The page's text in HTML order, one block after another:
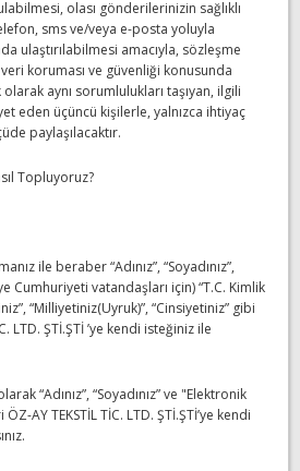
olası gönderilerinizin sağlıklı
sms ve/veya e-posta yoluyla
ulaştırılabilmesi amacıyla, sözleşme
koruması ve güvenliği konusunda
aynı sorumlulukları taşıyan, ilgili
eden üçüncü kişilerle, yalnızca ihtiyaç
paylaşılacaktır.
Topluyoruz?
ile beraber “Adınız”, “Soyadınız”,
Cumhuriyeti vatandaşları için) “T.C. Kimlik
“Milliyetiniz(Uyruk)”, “Cinsiyetiniz” gibi
LTD. ŞTİ.ŞTİ ’ye kendi isteğiniz ile
“Adınız”, “Soyadınız” ve "Elektronik
AY TEKSTİL TİC. LTD. ŞTİ.ŞTİ’ye kendi